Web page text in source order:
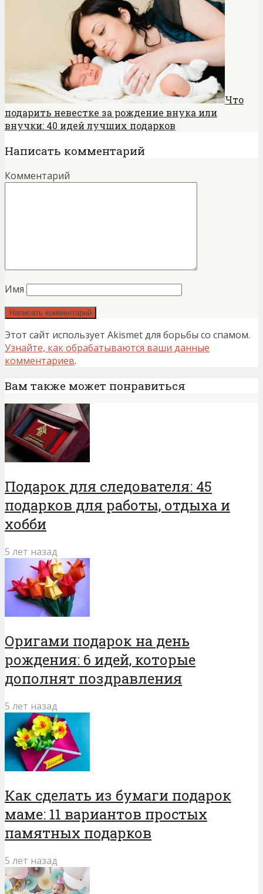
Что
подарить невестке за рождение внука или
внучки: 40 идей лучших подарков
Написать комментарий
Комментарий
Имя
Этот сайт использует Akismet для борьбы со спамом.
Узнайте, как обрабатываются ваши данные
комментариев.
Вам также может понравиться
Подарок для следователя: 45
подарков для работы, отдыха и
хобби
5 лет назад
Оригами подарок на день
рождения: 6 идей, которые
дополнят поздравления
5 лет назад
Как сделать из бумаги подарок
маме: 11 вариантов простых
памятных подарков
5 лет назад